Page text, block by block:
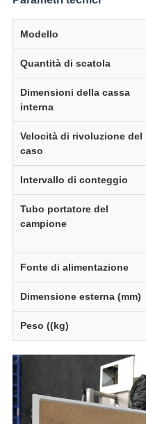
Modello
Quantità di scatola
Dimensioni della cassa
interna
Velocità di rivoluzione del
caso
Intervallo di conteggio
Tubo portatore del
campione
Fonte di alimentazione
Dimensione esterna (mm)
Peso ((kg)